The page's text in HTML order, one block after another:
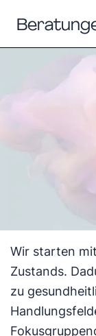
Wir starten
Zustands.
zu